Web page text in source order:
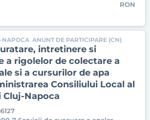
RON
NAPOCA ANUNT DE PARTICIPARE (CN)
intretinere si
a rigolelor de colectare a
si a cursurilor de apa
Consiliului Local al
Napoca